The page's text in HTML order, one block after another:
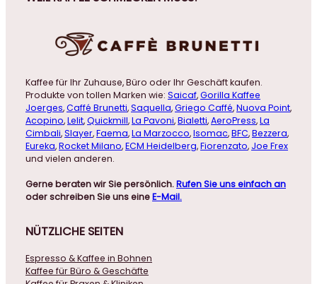
Kaffee für Ihr Zuhause, Büro oder Ihr Geschäft kaufen.
Produkte von tollen Marken wie: Saicaf,Gorilla Kaffee
Joerges,Caffé Brunetti,Saquella,Griego Caffé,Nuova Point,
Acopino,Lelit,Quickmill,La Pavoni,Bialetti,AeroPress,La
Cimbali,Slayer,Faema,La Marzocco,Isomac,BFC,Bezzera,
Eureka,Rocket Milano,ECM Heidelberg,Fiorenzato, Joe Frex
und vielen anderen.
Gerne beraten wir Sie persönlich.Rufen Sie uns einfach an
oder schreiben Sie uns eineE-Mail.
NÜTZLICHE SEITEN
Espresso & Kaffee in Bohnen
Kaffee für Büro & Geschäfte